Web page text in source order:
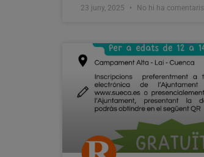
23 juny, 2025 No hi ha comentaris